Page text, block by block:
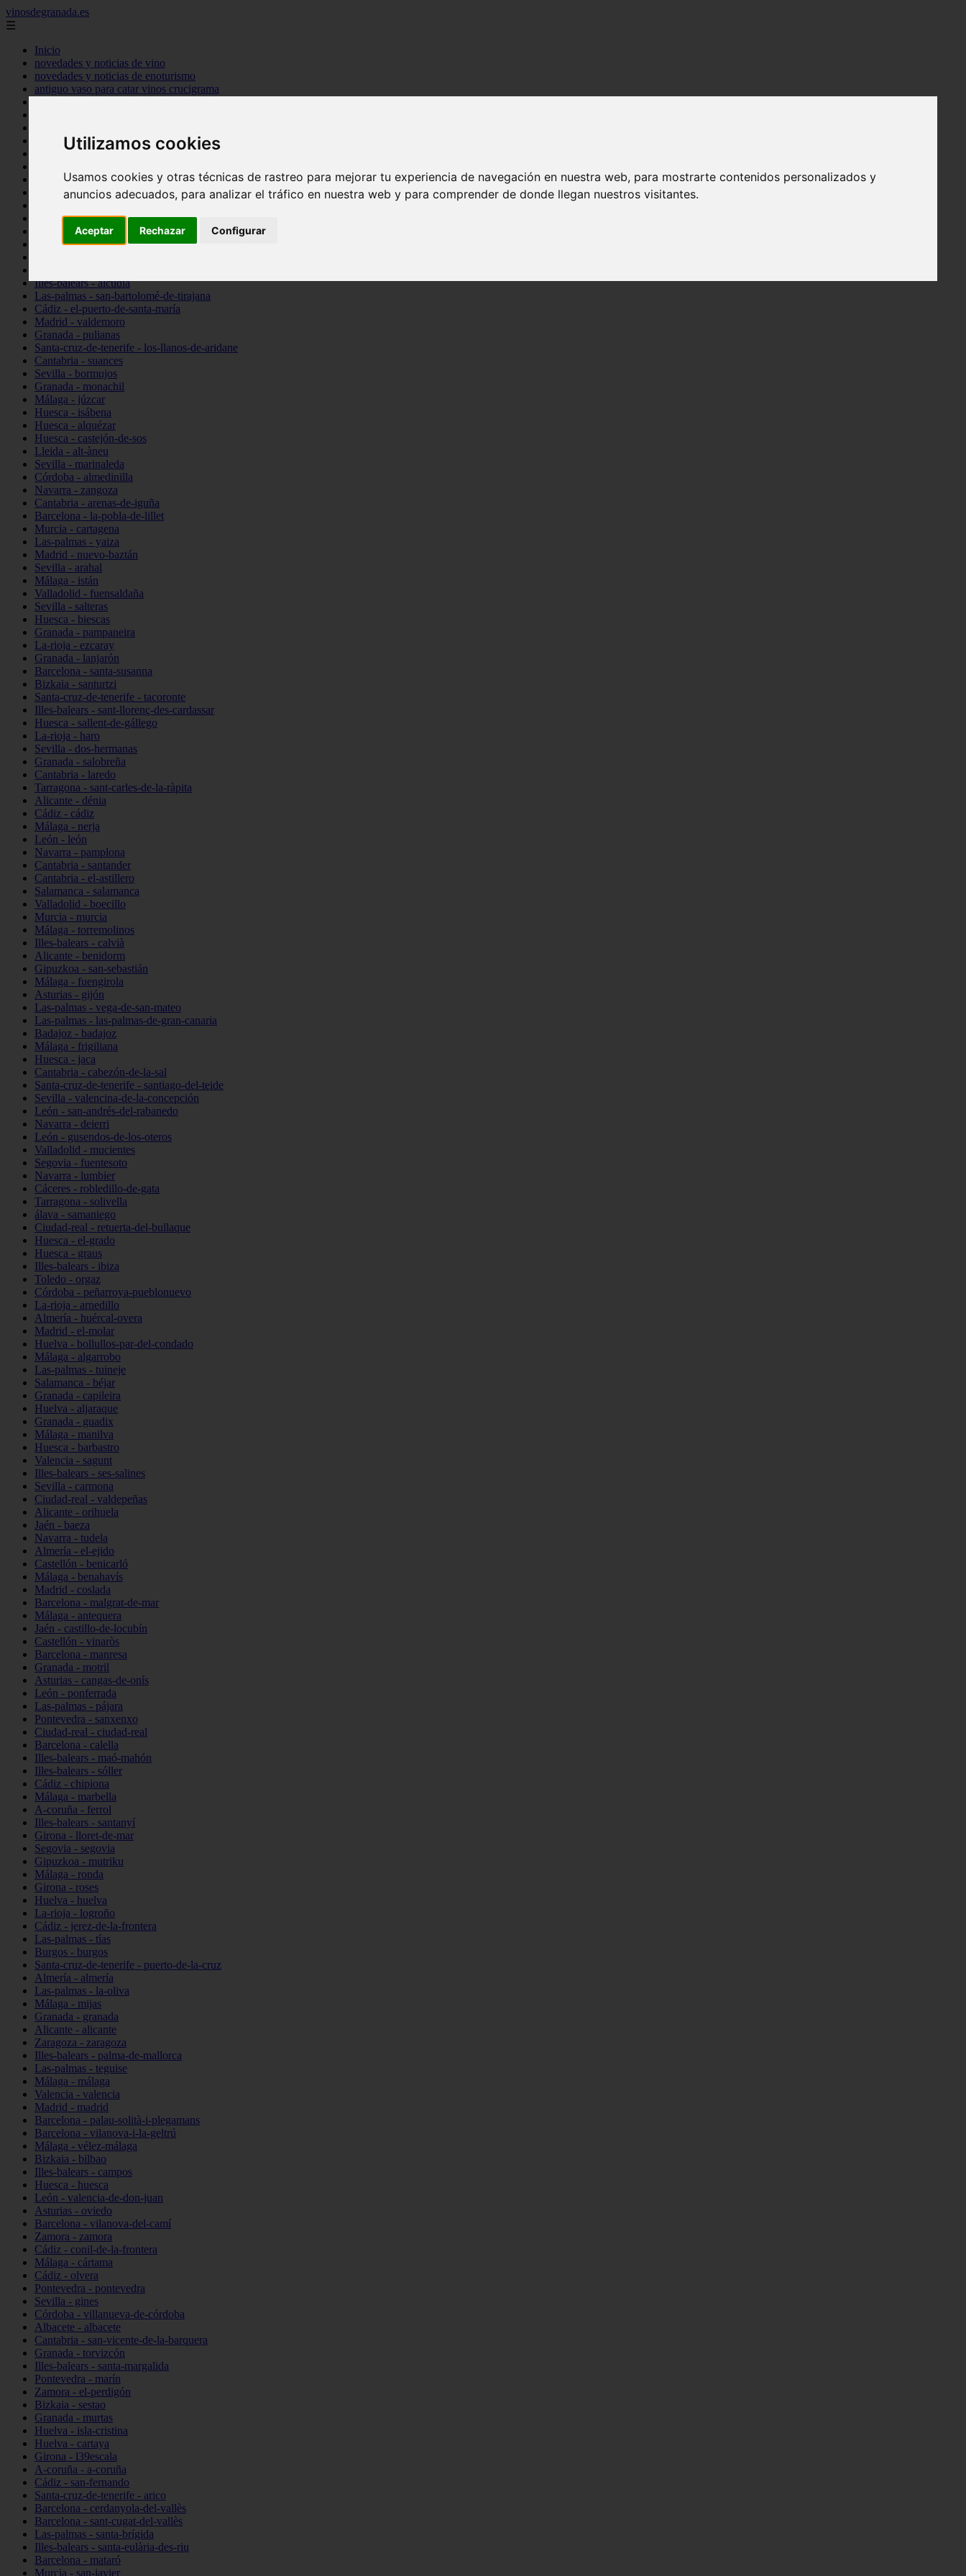
Utilizamos cookies
Usamos cookies y otras técnicas de rastreo para mejorar tu experiencia de navegación en nuestra web, para mostrarte contenidos personalizados y
anuncios adecuados, para analizar el tráfico en nuestra web y para comprender de donde llegan nuestros visitantes.
Aceptar Rechazar Configurar
vinosdegranada.es
☰
Inicio
novedades y noticias de vino
novedades y noticias de enoturismo
antiguo vaso para catar vinos crucigrama
Sevilla - sevilla
Barcelona - barcelona
Santa-cruz-de-tenerife - guía-de-isora
La-rioja - casalarreina
Almería - roquetas-de-mar
Illes-balears - alcúdia
Las-palmas - san-bartolomé-de-tirajana
Cádiz - el-puerto-de-santa-maría
Madrid - valdemoro
Granada - pulianas
Santa-cruz-de-tenerife - los-llanos-de-aridane
Cantabria - suances
Sevilla - bormujos
Granada - monachil
Málaga - júzcar
Huesca - isábena
Huesca - alquézar
Huesca - castejón-de-sos
Lleida - alt-àneu
Sevilla - marinaleda
Córdoba - almedinilla
Navarra - zangoza
Cantabria - arenas-de-iguña
Barcelona - la-pobla-de-lillet
Murcia - cartagena
Las-palmas - yaiza
Madrid - nuevo-baztán
Sevilla - arahal
Málaga - istán
Valladolid - fuensaldaña
Sevilla - salteras
Huesca - biescas
Granada - pampaneira
La-rioja - ezcaray
Granada - lanjarón
Barcelona - santa-susanna
Bizkaia - santurtzi
Santa-cruz-de-tenerife - tacoronte
Illes-balears - sant-llorenç-des-cardassar
Huesca - sallent-de-gállego
La-rioja - haro
Sevilla - dos-hermanas
Granada - salobreña
Cantabria - laredo
Tarragona - sant-carles-de-la-ràpita
Alicante - dénia
Cádiz - cádiz
Málaga - nerja
León - león
Navarra - pamplona
Cantabria - santander
Cantabria - el-astillero
Salamanca - salamanca
Valladolid - boecillo
Murcia - murcia
Málaga - torremolinos
Illes-balears - calvià
Alicante - benidorm
Gipuzkoa - san-sebastián
Málaga - fuengirola
Asturias - gijón
Las-palmas - vega-de-san-mateo
Las-palmas - las-palmas-de-gran-canaria
Badajoz - badajoz
Málaga - frigiliana
Huesca - jaca
Cantabria - cabezón-de-la-sal
Santa-cruz-de-tenerife - santiago-del-teide
Sevilla - valencina-de-la-concepción
León - san-andrés-del-rabanedo
Navarra - deierri
León - gusendos-de-los-oteros
Valladolid - mucientes
Segovia - fuentesoto
Navarra - lumbier
Cáceres - robledillo-de-gata
Tarragona - solivella
álava - samaniego
Ciudad-real - retuerta-del-bullaque
Huesca - el-grado
Huesca - graus
Illes-balears - ibiza
Toledo - orgaz
Córdoba - peñarroya-pueblonuevo
La-rioja - arnedillo
Almería - huércal-overa
Madrid - el-molar
Huelva - bollullos-par-del-condado
Málaga - algarrobo
Las-palmas - tuineje
Salamanca - béjar
Granada - capileira
Huelva - aljaraque
Granada - guadix
Málaga - manilva
Huesca - barbastro
Valencia - sagunt
Illes-balears - ses-salines
Sevilla - carmona
Ciudad-real - valdepeñas
Alicante - orihuela
Jaén - baeza
Navarra - tudela
Almería - el-ejido
Castellón - benicarló
Málaga - benahavís
Madrid - coslada
Barcelona - malgrat-de-mar
Málaga - antequera
Jaén - castillo-de-locubín
Castellón - vinaròs
Barcelona - manresa
Granada - motril
Asturias - cangas-de-onís
León - ponferrada
Las-palmas - pájara
Pontevedra - sanxenxo
Ciudad-real - ciudad-real
Barcelona - calella
Illes-balears - maó-mahón
Illes-balears - sóller
Cádiz - chipiona
Málaga - marbella
A-coruña - ferrol
Illes-balears - santanyí
Girona - lloret-de-mar
Segovia - segovia
Gipuzkoa - mutriku
Málaga - ronda
Girona - roses
Huelva - huelva
La-rioja - logroño
Cádiz - jerez-de-la-frontera
Las-palmas - tías
Burgos - burgos
Santa-cruz-de-tenerife - puerto-de-la-cruz
Almería - almería
Las-palmas - la-oliva
Málaga - mijas
Granada - granada
Alicante - alicante
Zaragoza - zaragoza
Illes-balears - palma-de-mallorca
Las-palmas - teguise
Málaga - málaga
Valencia - valencia
Madrid - madrid
Barcelona - palau-solità-i-plegamans
Barcelona - vilanova-i-la-geltrú
Málaga - vélez-málaga
Bizkaia - bilbao
Illes-balears - campos
Huesca - huesca
León - valencia-de-don-juan
Asturias - oviedo
Barcelona - vilanova-del-camí
Zamora - zamora
Cádiz - conil-de-la-frontera
Málaga - cártama
Cádiz - olvera
Pontevedra - pontevedra
Sevilla - gines
Córdoba - villanueva-de-córdoba
Albacete - albacete
Cantabria - san-vicente-de-la-barquera
Granada - torvizcón
Illes-balears - santa-margalida
Pontevedra - marín
Zamora - el-perdigón
Bizkaia - sestao
Granada - murtas
Huelva - isla-cristina
Huelva - cartaya
Girona - l39escala
A-coruña - a-coruña
Cádiz - san-fernando
Santa-cruz-de-tenerife - arico
Barcelona - cerdanyola-del-vallès
Barcelona - sant-cugat-del-vallès
Las-palmas - santa-brígida
Illes-balears - santa-eulària-des-riu
Barcelona - mataró
Murcia - san-javier